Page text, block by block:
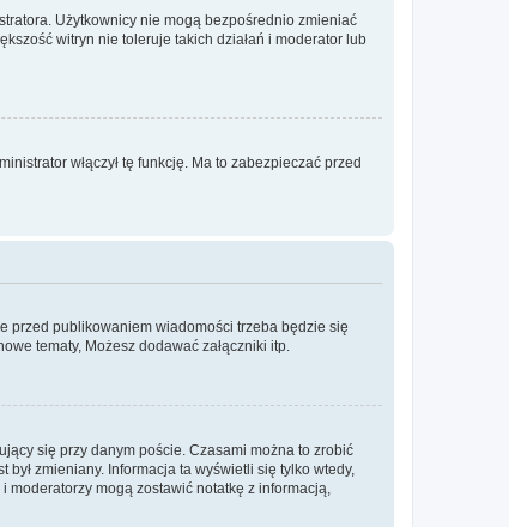
Użytkownicy nie mogą bezpośrednio zmieniać
witryn nie toleruje takich działań i moderator lub
włączył tę funkcję. Ma to zabezpieczać przed
przed publikowaniem wiadomości trzeba będzie się
tematy, Możesz dodawać załączniki itp.
się przy danym poście. Czasami można to zrobić
zmieniany. Informacja ta wyświetli się tylko wtedy,
mogą zostawić notatkę z informacją,